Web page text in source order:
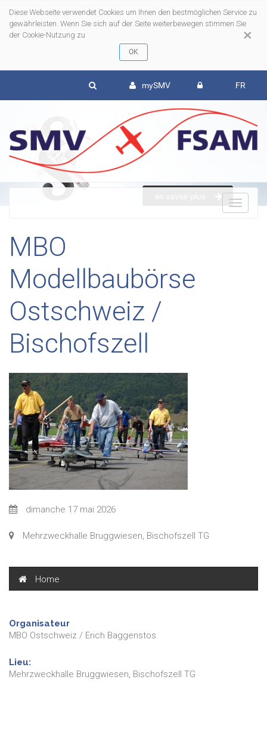
×
Diese Webseite verwendet Cookies um Ihnen den bestmöglichen Service zu
gewährleisten. Wenn Sie sich auf der Seite weiterbewegen stimmen Sie
der Cookie-Nutzung zu
mySMV FR
MBO
Modellbaubörse
Ostschweiz /
Bischofszell
dimanche 17 mai 2026
Mehrzweckhalle Bruggwiesen, Bischofszell TG
Home
Organisateur
MBO Ostschweiz / Erich Baggenstos
Lieu:
Mehrzweckhalle Bruggwiesen, Bischofszell TG